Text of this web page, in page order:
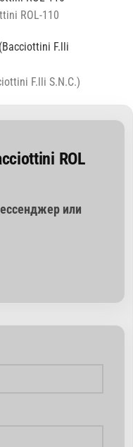
ROL-110
F.lli S.N.C.)
ROL
или